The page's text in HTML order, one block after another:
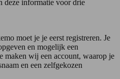
deze informatie voor drie
moet je je eerst registreren. Je
en mogelijk een
maken wij een account, waarop je
en een zelfgekozen